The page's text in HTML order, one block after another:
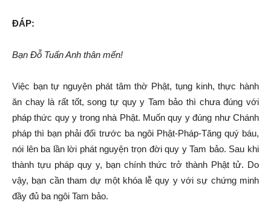
ĐÁP:
Bạn Đỗ Tuấn Anh thân mến!
Việc bạn tự nguyện phát tâm thờ Phật, tụng kinh, thực hành
ăn chay là rất tốt, song tự quy y Tam bảo thì chưa đúng với
pháp thức quy y trong nhà Phật. Muốn quy y đúng như Chánh
pháp thì bạn phải đối trước ba ngôi Phật-Pháp-Tăng quý báu,
nói lên ba lần lời phát nguyện trọn đời quy y Tam bảo. Sau khi
thành tựu pháp quy y, bạn chính thức trở thành Phật tử. Do
vậy, bạn cần tham dự một khóa lễ quy y với sự chứng minh
đầy đủ ba ngôi Tam bảo.